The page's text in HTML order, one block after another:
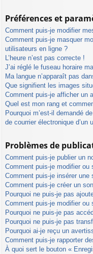
Préférences et
Comment puis-je modifier
Comment puis-je masquer
utilisateurs en ligne ?
L’heure n’est pas correcte !
J’ai réglé le fuseau horaire
Ma langue n’apparaît pas
Que signifient les images
Comment puis-je afficher un
Quel est mon rang et
Pourquoi m’est-il demandé
de courrier électronique d’un
Problèmes de
Comment puis-je publier un
Comment puis-je modifier ou
Comment puis-je insérer
Comment puis-je créer un
Pourquoi ne puis-je pas
Comment puis-je modifier ou
Pourquoi ne puis-je pas
Pourquoi ne puis-je pas
Pourquoi ai-je reçu un
Comment puis-je rapporter
À quoi sert le bouton «